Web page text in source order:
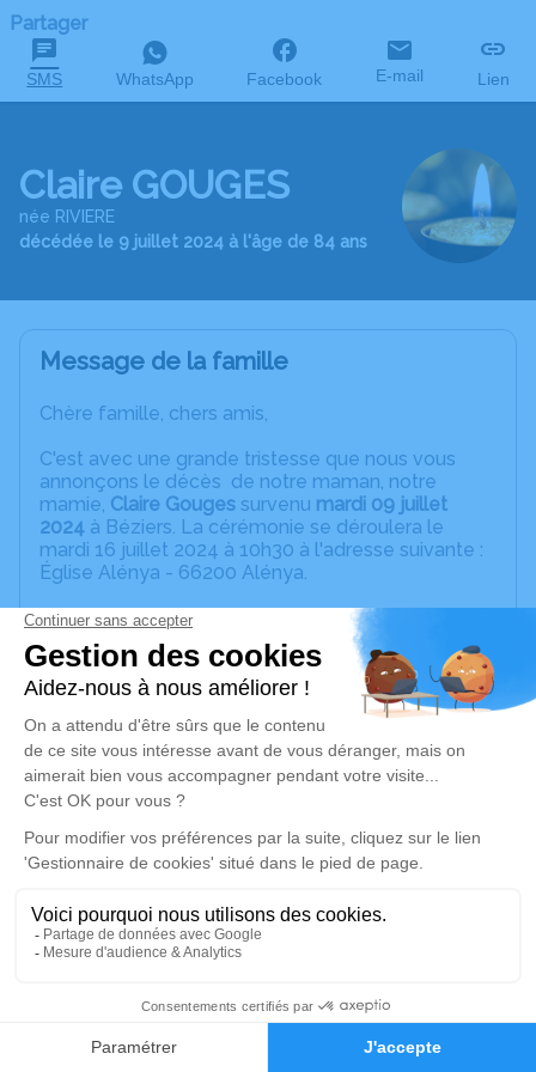
Faire-part Hommages
Partager
SMS WhatsApp Facebook E-mail Lien
Claire GOUGES
née RIVIERE
décédée le 9 juillet 2024 à l'âge de 84 ans
Message de la famille
Chère famille, chers amis,
C'est avec une grande tristesse que nous vous
annonçons le décès de notre maman, notre
mamie, Claire Gouges survenu mardi 09 juillet
2024 à Béziers. La cérémonie se déroulera le
mardi 16 juillet 2024 à 10h30 à l'adresse suivante :
Église Alénya - 66200 Alénya.
Cet espace privé est destiné à recueillir vos
condoléances ou le souvenir d’un moment passé.
Un service de plantation d’arbre hommage est
disponible ici
Je rends hommage
Cérémonie religieuse
Église d'Alénya
66200 Alénya
Je rends hommage